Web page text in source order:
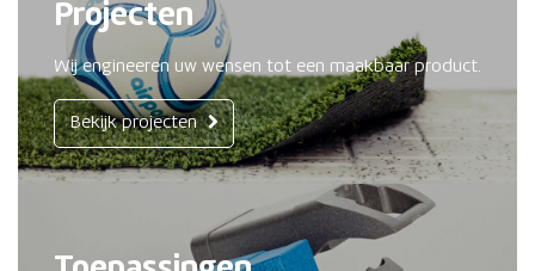
Projecten
Wij engineeren uw wensen tot een maakbaar product.
Bekijk projecten